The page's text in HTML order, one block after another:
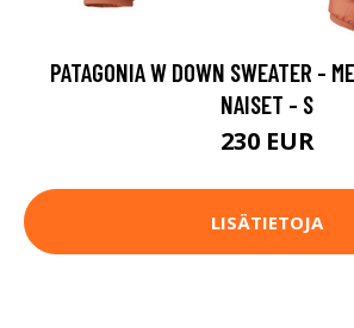
PATAGONIA W DOWN SWEATER -
NAISET - S
230 EUR
LISÄTIETOJA